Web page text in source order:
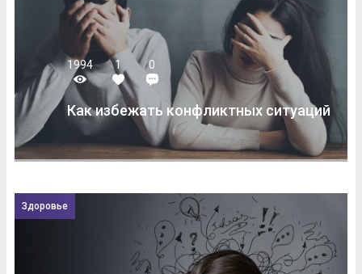
1994 1 0
Как избежать конфликтных ситуаций
Здоровье